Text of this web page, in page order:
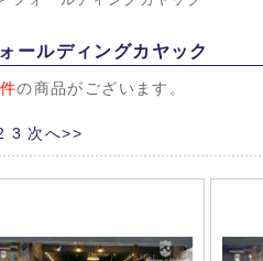
ールディングカヤック
の商品がございます。
3 次へ>>